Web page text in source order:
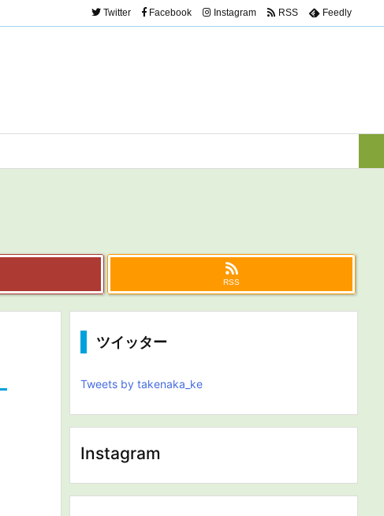
Twitter Facebook Instagram RSS Feedly
RSS
ツイッター
Tweets by takenaka_ke
Instagram